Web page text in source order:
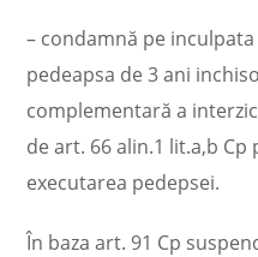
– condamnă pe
pedeapsa de 3 ani
complementară a
de art. 66 alin.1 lit.a,b
executarea pedepsei.
În baza art. 91 Cp